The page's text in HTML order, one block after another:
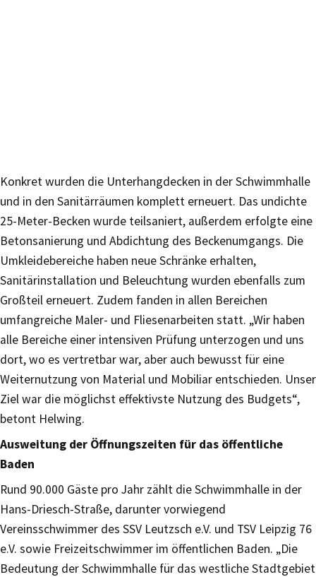
Konkret wurden die Unterhangdecken in der Schwimmhalle
und in den Sanitärräumen komplett erneuert. Das undichte
25-Meter-Becken wurde teilsaniert, außerdem erfolgte eine
Betonsanierung und Abdichtung des Beckenumgangs. Die
Umkleidebereiche haben neue Schränke erhalten,
Sanitärinstallation und Beleuchtung wurden ebenfalls zum
Großteil erneuert. Zudem fanden in allen Bereichen
umfangreiche Maler- und Fliesenarbeiten statt. „Wir haben
alle Bereiche einer intensiven Prüfung unterzogen und uns
dort, wo es vertretbar war, aber auch bewusst für eine
Weiternutzung von Material und Mobiliar entschieden. Unser
Ziel war die möglichst effektivste Nutzung des Budgets“,
betont Helwing.
Ausweitung der Öffnungszeiten für das öffentliche
Baden
Rund 90.000 Gäste pro Jahr zählt die Schwimmhalle in der
Hans-Driesch-Straße, darunter vorwiegend
Vereinsschwimmer des SSV Leutzsch e.V. und TSV Leipzig 76
e.V. sowie Freizeitschwimmer im öffentlichen Baden. „Die
Bedeutung der Schwimmhalle für das westliche Stadtgebiet